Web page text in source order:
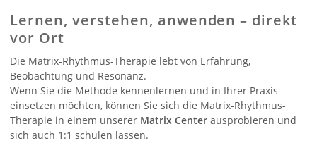
Lernen, verstehen, anwenden – direkt
vor Ort
Die Matrix-Rhythmus-Therapie lebt von Erfahrung,
Beobachtung und Resonanz.
Wenn Sie die Methode kennenlernen und in Ihrer Praxis
einsetzen möchten, können Sie sich die Matrix-Rhythmus-
Therapie in einem unserer Matrix Center ausprobieren und
sich auch 1:1 schulen lassen.